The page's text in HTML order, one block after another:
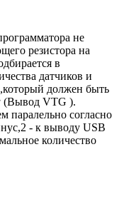
не
резистора на
в
датчиков и
должен быть
(Вывод VTG ).
паралельно согласно
- к выводу USB
количество